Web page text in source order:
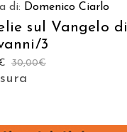
di: Domenico Ciarlo
sul Vangelo di
3
30,00€